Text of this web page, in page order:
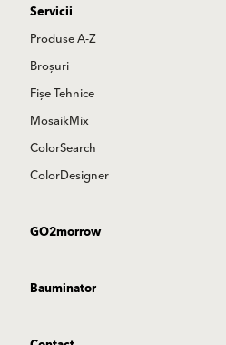
Servicii
Produse A-Z
Broșuri
Fișe Tehnice
MosaikMix
ColorSearch
ColorDesigner
GO2morrow
Bauminator